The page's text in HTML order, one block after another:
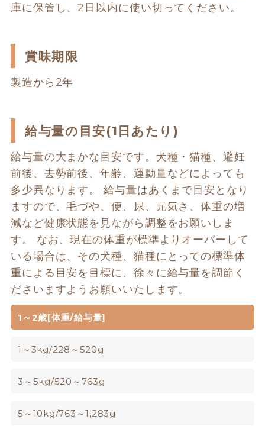
庫に保管し、2日以内に使い切ってください。
賞味期限
製造から2年
給与量の目安(1日あたり)
給与量の大まかな目安です。犬種・猫種、避妊
前後、去勢前後、年齢、運動量などによっても
多少異なります。 給与量はあくまで目安となり
ますので、毛づや、便、尿、元気さ、体重の増
減など健康状態を見ながら調整をお願いしま
す。 なお、現在の体重が標準よりオーバーして
いる場合は、その犬種、猫種にとっての標準体
重による目安を目標に、徐々に給与量を調節く
ださいますようお願いいたします。
1～2歳[体重/給与量]
1～3kg/228～520g
3～5kg/520～763g
5～10kg/763～1,283g